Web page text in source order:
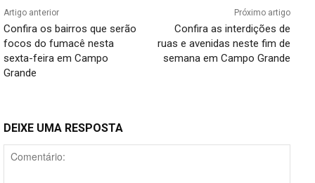
Artigo anterior
Confira os bairros que serão
focos do fumacê nesta
sexta-feira em Campo
Grande
Próximo artigo
Confira as interdições de
ruas e avenidas neste fim de
semana em Campo Grande
DEIXE UMA RESPOSTA